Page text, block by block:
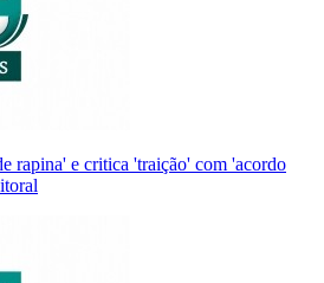
rapina' e critica 'traição' com 'acordo